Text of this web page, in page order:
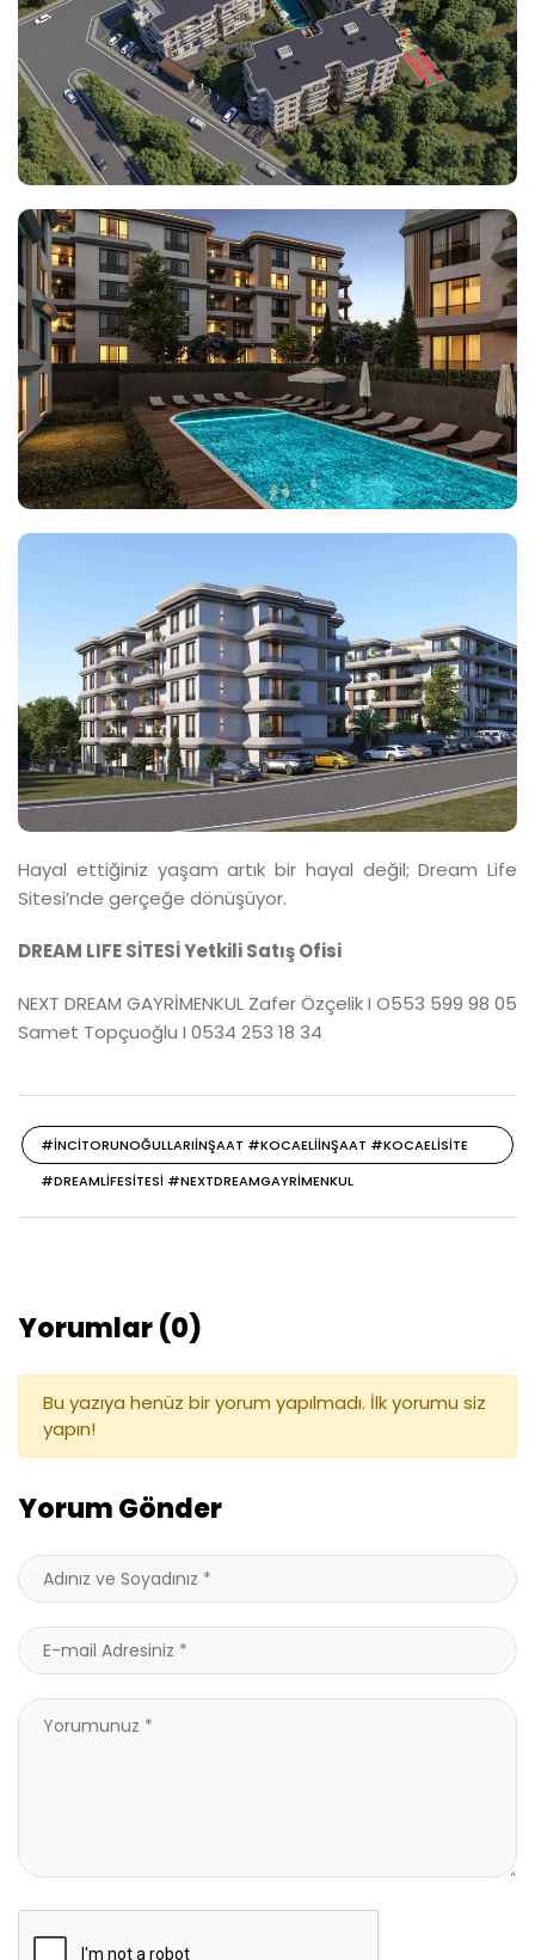
Hayal ettiğiniz yaşam artık bir hayal değil; Dream Life
Sitesi’nde gerçeğe dönüşüyor.
DREAM LIFE SİTESİ Yetkili Satış Ofisi
NEXT DREAM GAYRİMENKUL Zafer Özçelik I O553 599 98 05
Samet Topçuoğlu I 0534 253 18 34
#INCITORUNOĞULLARIINŞAAT #KOCAELIINŞAAT #KOCAELISITE
#DREAMLIFESITESI #NEXTDREAMGAYRIMENKUL
Yorumlar (0)
Bu yazıya henüz bir yorum yapılmadı. İlk yorumu siz
yapın!
Yorum Gönder